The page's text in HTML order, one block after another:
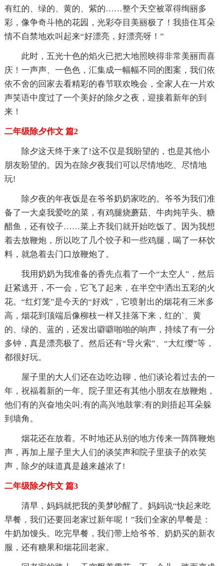
有红的、绿的、黄的、紫的……整个天空被罩得绚丽多
彩，像争奇斗艳的花园，光彩夺目美丽极了！我捂住耳朵
情不自禁地欢叫起来“好漂亮，好漂亮呀！”
此时，五光十色的焰火已把大地照映得非常美丽而喜
庆！一声声、一色色，汇集成一幅幅不同的图案，我们依
依不舍的回家去看精彩的春节联欢晚会，全家人在一片欢
声笑语中度过了一个美好的除夕之夜，迎接着新年的到
来！
二年级除夕作文 篇2
除夕这天终于来了!这不仅是我盼望的，也是其他小
朋友盼望的。因为在除夕夜我们可以尽情地吃、尽情地
玩!
除夕夜的年夜饭是在爷爷奶奶家吃的。爷爷为我们准
备了一大桌我爱吃的菜，有鸡腿烧蘑菇、牛肉炖芋头、糖
醋鱼，还有饺子……菜上齐我们就开始吃饭了。因为我想
着去放鞭炮，所以吃了几个饺子和一些鸡腿，喝了一杯饮
料，就急着去门口放鞭炮了。
我用奶奶为我准备的香先点着了一个“太空人”，然后
赶紧逃开，不一会，它飞了起来，在半空中洒出五彩的火
花。“红灯笼”是今天的“好戏”，它喷射出的烟花有三米多
高，烟花到顶端后像柳枝一样又挂落下来，红的`、黄
的、绿的、蓝的，还发出噼噼啪啪的响声，持续了有一分
多钟，真是漂亮极了。然后还有“导火索”、“大红缨”等，
都很好玩。
屋子里的大人们还在边吃边聊，他们谈论着过去的一
年，祝福着新的一年。院子里还有其他小朋友在放鞭炮，
他们有的兴奋地尖叫;有的高兴地鼓掌;有的则捂起耳朵躲
到墙角。
烟花还在放着。不时地还从别的地方传来一阵阵鞭炮
声，再加上屋子里大人们的谈笑声和院子里孩子的欢笑
声，除夕的味道真是越来越浓了!
二年级除夕作文 篇3
清早，妈妈就把我的美梦吵醒了。妈妈说“快起来吃
早餐，我们还要回老家过新年呢！”我们全家的早餐是：
牛奶加馒头。吃完早餐，我们带上给爷爷、奶奶买的新衣
服，还有糖果和烟花回老家。